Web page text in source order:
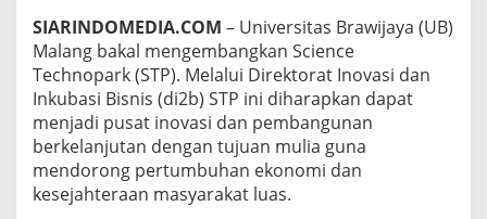
U
M
B
U
H
K
A
E
K
SIARINDOMEDIA.COM – Universitas Brawijaya (UB)
Malang bakal mengembangkan Science
Technopark (STP). Melalui Direktorat Inovasi dan
Inkubasi Bisnis (di2b) STP ini diharapkan dapat
menjadi pusat inovasi dan pembangunan
berkelanjutan dengan tujuan mulia guna
mendorong pertumbuhan ekonomi dan
kesejahteraan masyarakat luas.